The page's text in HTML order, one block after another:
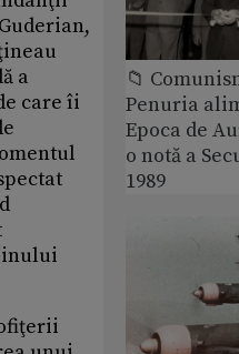
a
care îi
📁
Penuria
Epoca de
o notă a
1989